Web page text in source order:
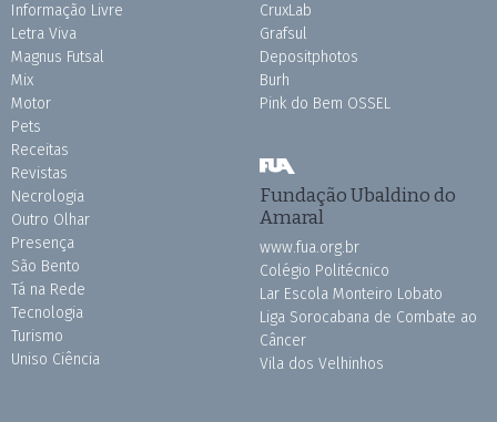
Informação Livre
Letra Viva
Magnus Futsal
Mix
Motor
Pets
Receitas
Revistas
Necrologia
Outro Olhar
Presença
São Bento
Tá na Rede
Tecnologia
Turismo
Uniso Ciência
CruxLab
Grafsul
Depositphotos
Burh
Pink do Bem OSSEL
Fundação Ubaldino do
Amaral
www.fua.org.br
Colégio Politécnico
Lar Escola Monteiro Lobato
Liga Sorocabana de Combate ao
Câncer
Vila dos Velhinhos